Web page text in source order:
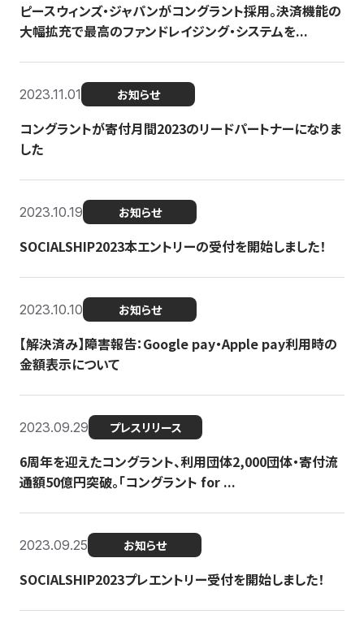
ピースウィンズ・ジャパンがコングラント採用。決済機能の
大幅拡充で最高のファンドレイジング・システムを...
2023.11.01 お知らせ
コングラントが寄付月間2023のリードパートナーになりま
した
2023.10.19 お知らせ
SOCIALSHIP2023本エントリーの受付を開始しました！
2023.10.10 お知らせ
【解決済み】障害報告：Google pay・Apple pay利用時の
金額表示について
2023.09.29 プレスリリース
6周年を迎えたコングラント、利用団体2,000団体・寄付流
通額50億円突破。「コングラント for ...
2023.09.25 お知らせ
SOCIALSHIP2023プレエントリー受付を開始しました！